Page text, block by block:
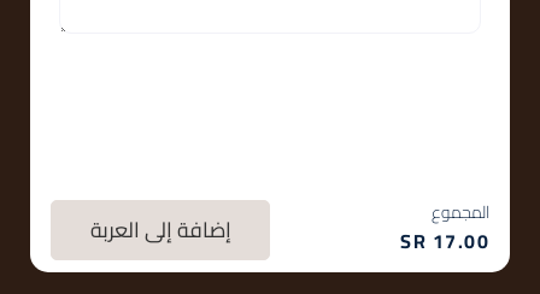
المجموع
17.00 إضافة إلى العربة